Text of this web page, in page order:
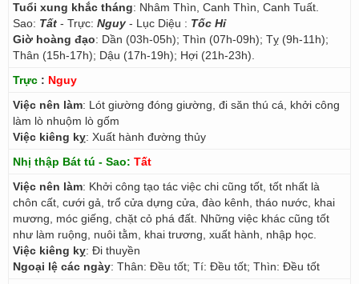
Tuổi xung khắc tháng: Nhâm Thìn, Canh Thìn, Canh Tuất.
Sao: Tất - Trực: Nguy - Lục Diệu : Tốc Hỉ
Giờ hoàng đạo: Dần (03h-05h); Thìn (07h-09h); Tỵ (9h-11h);
Thân (15h-17h); Dậu (17h-19h); Hợi (21h-23h).
Trực : Nguy
Việc nên làm: Lót giường đóng giường, đi săn thú cá, khởi công
làm lò nhuộm lò gốm
Việc kiêng kỵ: Xuất hành đường thủy
Nhị thập Bát tú - Sao: Tất
Việc nên làm: Khởi công tạo tác việc chi cũng tốt, tốt nhất là
chôn cất, cưới gả, trổ cửa dựng cửa, đào kênh, tháo nước, khai
mương, móc giếng, chặt cỏ phá đất. Những việc khác cũng tốt
như làm ruộng, nuôi tằm, khai trương, xuất hành, nhập học.
Việc kiêng kỵ: Đi thuyền
Ngoại lệ các ngày: Thân: Đều tốt; Tí: Đều tốt; Thìn: Đều tốt